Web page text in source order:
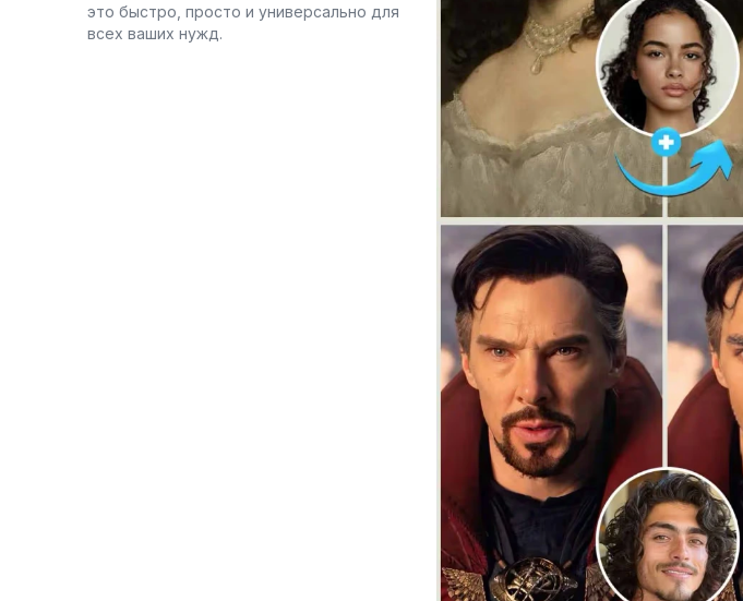
это быстро, просто и универсально для
всех ваших нужд.